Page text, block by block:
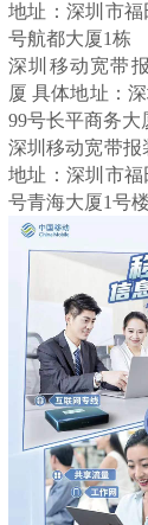
地址：深圳市福
号航都大厦1栋
深圳移动宽带
厦具体地址：
99号长平商务大
深圳移动宽带报
地址：深圳市福
号青海大厦1号楼